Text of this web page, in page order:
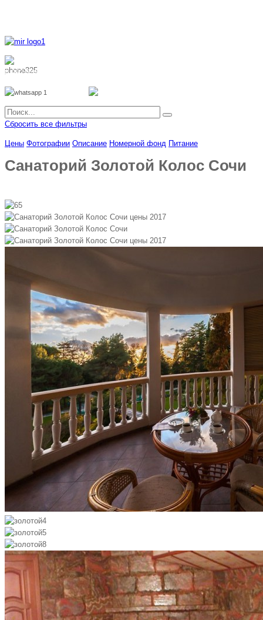
8 962 888 51 55
Сбросить все фильтры
Цены Фотографии Описание Номерной фонд Питание
Санаторий Золотой Колос Сочи